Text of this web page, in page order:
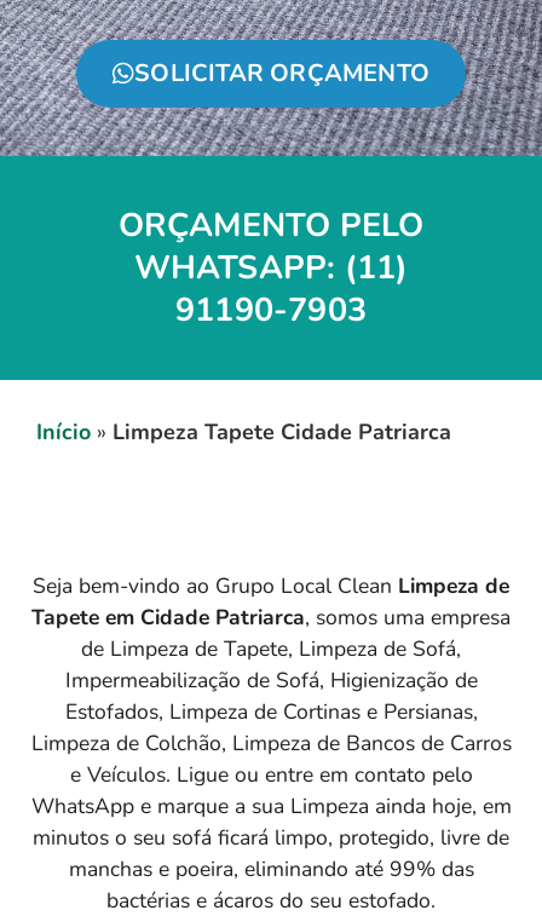
SOLICITAR ORÇAMENTO
ORÇAMENTO PELO
WHATSAPP: (11)
91190-7903
Início » Limpeza Tapete Cidade Patriarca
Seja bem-vindo ao Grupo Local Clean Limpeza de
Tapete em Cidade Patriarca, somos uma empresa
de Limpeza de Tapete, Limpeza de Sofá,
Impermeabilização de Sofá, Higienização de
Estofados, Limpeza de Cortinas e Persianas,
Limpeza de Colchão, Limpeza de Bancos de Carros
e Veículos. Ligue ou entre em contato pelo
WhatsApp e marque a sua Limpeza ainda hoje, em
minutos o seu sofá ficará limpo, protegido, livre de
manchas e poeira, eliminando até 99% das
bactérias e ácaros do seu estofado.